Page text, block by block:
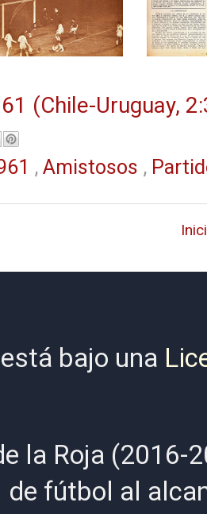
(Chile-Uruguay,
, Amistosos ,
bajo una
la Roja (2016-
de fútbol al